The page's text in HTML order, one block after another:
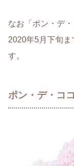
なお「ポン・デ
2020年5月下旬ま
す。
ポン・デ・コ